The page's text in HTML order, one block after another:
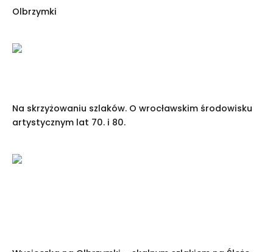
Olbrzymki
Na skrzyżowaniu szlaków. O wrocławskim środowisku
artystycznym lat 70. i 80.